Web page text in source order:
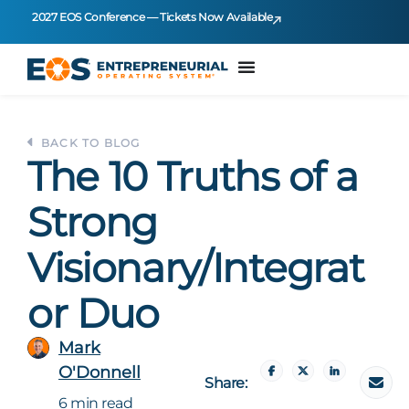
2027 EOS Conference — Tickets Now Available
BACK TO BLOG
The 10 Truths of a
Strong
Visionary/Integrat
or Duo
Mark
O'Donnell
6 min read
Share: